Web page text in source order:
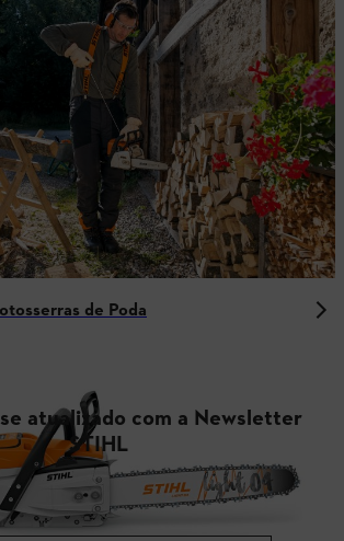
de Poda
atualizado com a Newsletter
STIHL